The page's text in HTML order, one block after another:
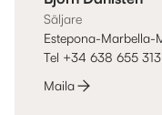
Säljare
Tel +34 638 655 313
Maila